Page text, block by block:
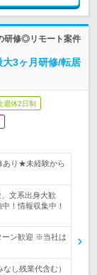
研修◎リモート案件
3ヶ月研修/転居
週休2日制
り★未経験から
文系出身大歓
！情報収集中！
ーン歓迎 ※当社は
し残業代含む）